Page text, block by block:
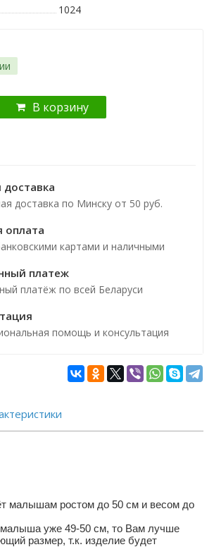
1024
В корзину
доставка
доставка по Минску от 50 руб.
оплата
картами и наличными
платеж
платёж по всей Беларуси
помощь и консультация
малышам ростом до 50 см и весом до
уже 49-50 см, то Вам лучше
размер, т.к. изделие будет